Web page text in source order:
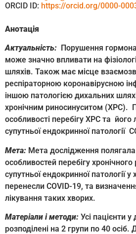
ORCID ID: https://orcid.org/0000-
Анотація
Актуальність: Порушення
може значно впливати на
шляхів. Також має місце
респіраторною коронавірусною
іншою патологією дихальних
хронічним риносинуситом (ХРС).
особливості перебігу ХРС та його
супутньої ендокринної патології
Мета: Мета дослідження полягала
особливостей перебігу хронічного
супутньої ендокринної патології у
перенесли COVID-19, та
лікування таких хворих.
Матеріали і методи: Усі пацієнти
розподілені на 2 групи по 40 осіб.